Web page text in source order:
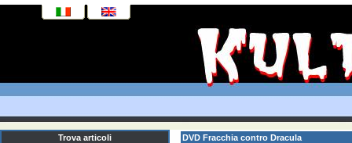
Trova articoli DVD Fracchia contro Dracula